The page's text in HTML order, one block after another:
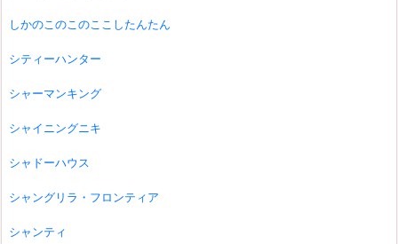
しかのこのこのここしたんたん
シティーハンター
シャーマンキング
シャイニングニキ
シャドーハウス
シャングリラ・フロンティア
シャンティ